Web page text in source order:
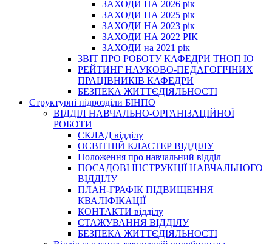
ЗАХОДИ НА 2026 рік
ЗАХОДИ НА 2025 рік
ЗАХОДИ НА 2023 рік
ЗАХОДИ НА 2022 РІК
ЗАХОДИ на 2021 рік
3BIT ПРО РОБОТУ КАФЕДРИ ТНОП ІО
РЕЙТИНГ НАУКОВО-ПЕДАГОГІЧНИХ
ПРАЦІВНИКІВ КАФЕДРИ
БЕЗПЕКА ЖИТТЄДІЯЛЬНОСТІ
Структурні підрозділи БІНПО
ВІДДІЛ НАВЧАЛЬНО-ОРГАНІЗАЦІЙНОЇ
РОБОТИ
СКЛАД відділу
ОСВІТНІЙ КЛАСТЕР ВІДДІЛУ
Положення про навчальний вiддiл
ПОСАДОВІ ІНСТРУКЦІЇ НАВЧАЛЬНОГО
ВІДДІЛУ
ПЛАН-ГРАФІК ПІДВИЩЕННЯ
КВАЛІФІКАЦІЇ
КОНТАКТИ відділу
СТАЖУВАННЯ ВІДДІЛУ
БЕЗПЕКА ЖИТТЄДІЯЛЬНОСТІ